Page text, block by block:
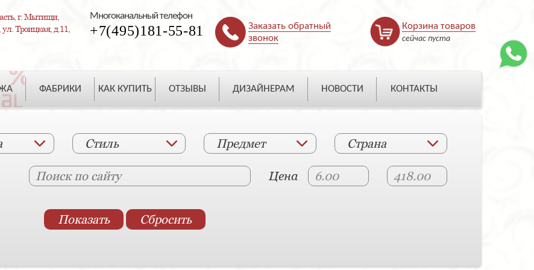
г. Мытищи,
Троицкая, д.11,
Многоканальный телефон
+7(495)181-55-81
Заказать обратный
звонок
Корзина товаров
сейчас пуста
ФАБРИКИ КАК КУПИТЬ ОТЗЫВЫ ДИЗАЙНЕРАМ НОВОСТИ КОНТАКТЫ
Стиль Предмет Страна
Цена